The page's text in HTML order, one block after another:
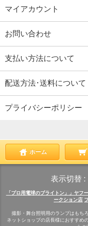
マイアカウント
お問い合わせ
支払い方法について
配送方法･送料について
プライバシーポリシー
ホーム
表示切替 :
「プロ用電球のブライトン」」ヤフ
ークション店
撮影・舞台照明用のランプはもち
ネットショップの店長様におすすめ